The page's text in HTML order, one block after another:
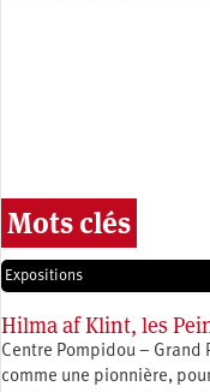
Mots clés
Expositions
Hilma af Klint, les
Centre Pompidou – Grand
comme une pionnière,